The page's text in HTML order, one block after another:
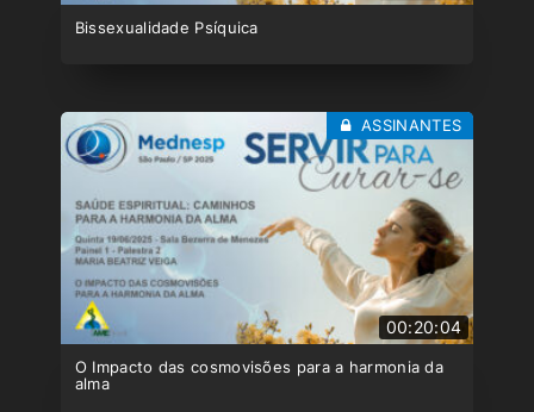
Bissexualidade Psíquica
00:20:04
O Impacto das cosmovisões para a harmonia da
alma
ASSINANTES